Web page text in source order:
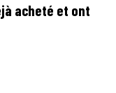
acheté et ont